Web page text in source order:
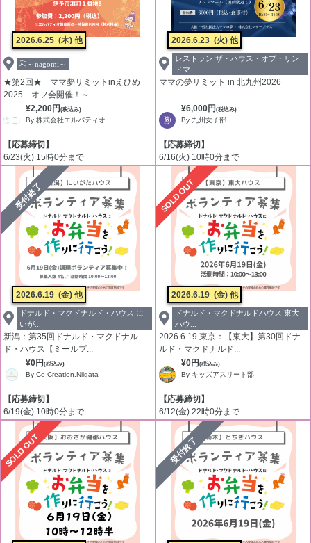
2026.6.25 (木) 他
和～nagomi～
★第2回★ ママ夢サミットinえひめ
2025 オフ会開催！～...
¥2,200円 (税込み)
By 株式会社エルパティオ
【応募締切】
6/23(火) 15時0分まで
2026.6.23 (火) 他
レストラン ザ・ハウス・オブ・リン
ドマ...
ママの夢サミット in 北九州2026
¥6,000円 (税込み)
By 九州女子部
【応募締切】
6/16(火) 10時0分まで
受付終了
2026.6.19 (金) 他
ドナルド・マクドナルド・ハウス に
いが...
新潟：第35回ドナルド・マクドナル
ド・ハウス【ミールプ...
¥0円 (税込み)
By Co-Creation.Niigata
【応募締切】
6/19(金) 10時0分まで
SOLD OUT
2026.6.19 (金) 他
ドナルド・マクドナルドハウス 東大
ハウ...
2026.6.19 東京：【東大】第30回ドナ
ルド・マクドナルド...
¥0円 (税込み)
By キッズアスリート部
【応募締切】
6/12(金) 22時0分まで
SOLD OUT 受付終了